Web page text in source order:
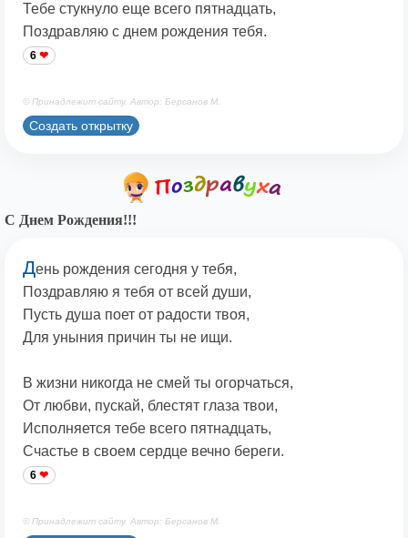
Тебе стукнуло еще всего пятнадцать,
Поздравляю с днем рождения тебя.
6
© Принадлежит сайту. Автор: Берсанов М.
Создать открытку
С Днем Рождения!!!
День рождения сегодня у тебя,
Поздравляю я тебя от всей души,
Пусть душа поет от радости твоя,
Для уныния причин ты не ищи.
В жизни никогда не смей ты огорчаться,
От любви, пускай, блестят глаза твои,
Исполняется тебе всего пятнадцать,
Счастье в своем сердце вечно береги.
6
© Принадлежит сайту. Автор: Берсанов М.